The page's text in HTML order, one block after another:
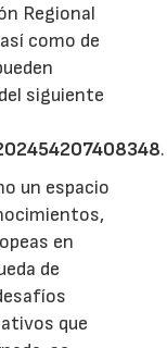
Regional
como de
siguiente
.
un espacio
en
de
que